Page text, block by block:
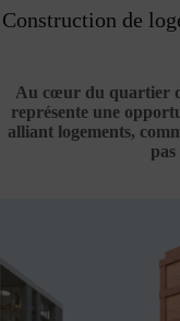
Construction de
Au cœur du quartier
représente une
alliant logements,